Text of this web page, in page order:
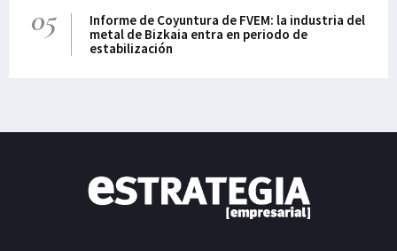
05
Informe de Coyuntura de FVEM: la industria del
metal de Bizkaia entra en periodo de
estabilización